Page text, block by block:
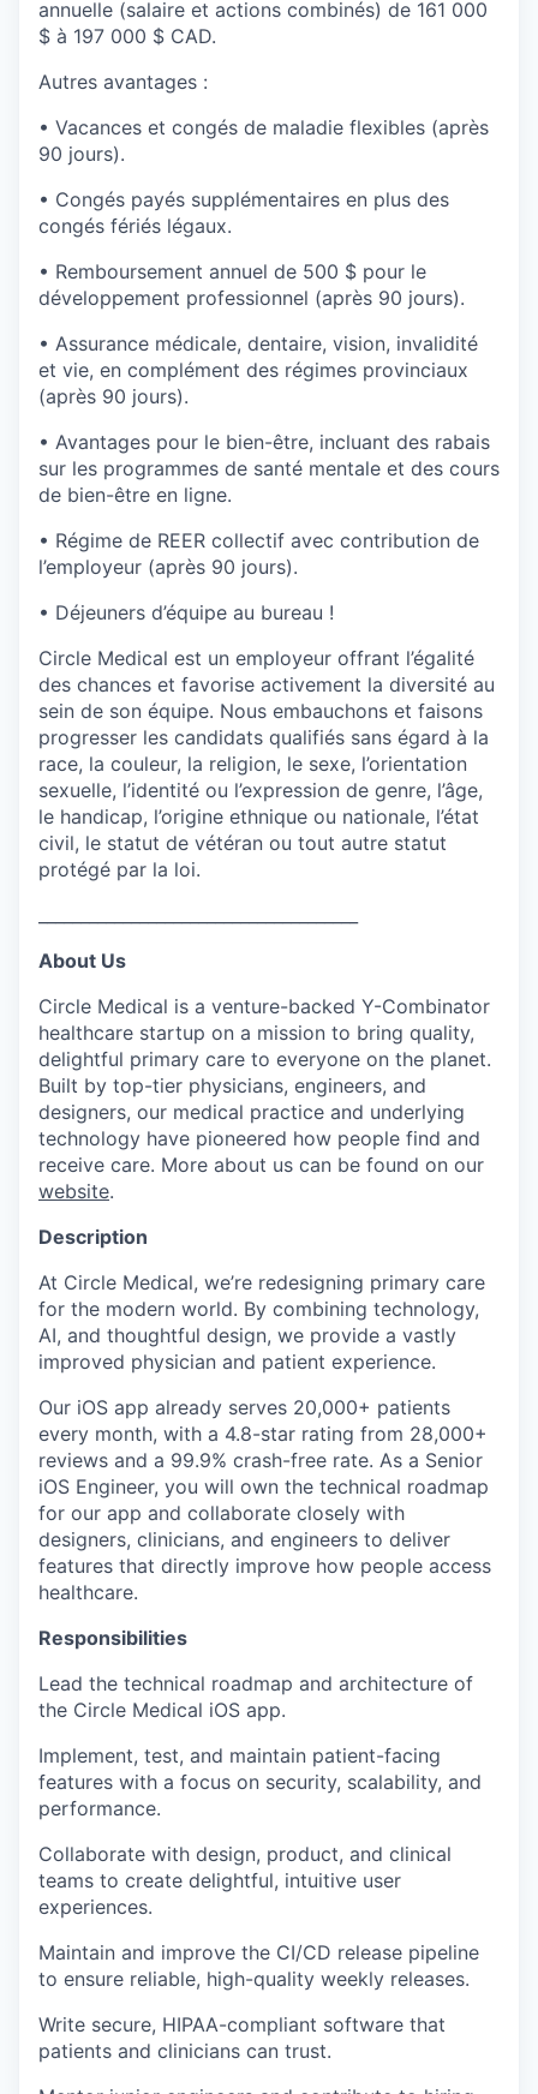
annuelle (salaire et actions combinés) de 161 000
$ à 197 000 $ CAD.
Autres avantages :
• Vacances et congés de maladie flexibles (après
90 jours).
• Congés payés supplémentaires en plus des
congés fériés légaux.
• Remboursement annuel de 500 $ pour le
développement professionnel (après 90 jours).
• Assurance médicale, dentaire, vision, invalidité
et vie, en complément des régimes provinciaux
(après 90 jours).
• Avantages pour le bien-être, incluant des rabais
sur les programmes de santé mentale et des cours
de bien-être en ligne.
• Régime de REER collectif avec contribution de
l’employeur (après 90 jours).
• Déjeuners d’équipe au bureau !
Circle Medical est un employeur offrant l’égalité
des chances et favorise activement la diversité au
sein de son équipe. Nous embauchons et faisons
progresser les candidats qualifiés sans égard à la
race, la couleur, la religion, le sexe, l’orientation
sexuelle, l’identité ou l’expression de genre, l’âge,
le handicap, l’origine ethnique ou nationale, l’état
civil, le statut de vétéran ou tout autre statut
protégé par la loi.
About Us
Circle Medical is a venture-backed Y-Combinator
healthcare startup on a mission to bring quality,
delightful primary care to everyone on the planet.
Built by top-tier physicians, engineers, and
designers, our medical practice and underlying
technology have pioneered how people find and
receive care. More about us can be found on our
website.
Description
At Circle Medical, we’re redesigning primary care
for the modern world. By combining technology,
AI, and thoughtful design, we provide a vastly
improved physician and patient experience.
Our iOS app already serves 20,000+ patients
every month, with a 4.8-star rating from 28,000+
reviews and a 99.9% crash-free rate. As a Senior
iOS Engineer, you will own the technical roadmap
for our app and collaborate closely with
designers, clinicians, and engineers to deliver
features that directly improve how people access
healthcare.
Responsibilities
Lead the technical roadmap and architecture of
the Circle Medical iOS app.
Implement, test, and maintain patient-facing
features with a focus on security, scalability, and
performance.
Collaborate with design, product, and clinical
teams to create delightful, intuitive user
experiences.
Maintain and improve the CI/CD release pipeline
to ensure reliable, high-quality weekly releases.
Write secure, HIPAA-compliant software that
patients and clinicians can trust.